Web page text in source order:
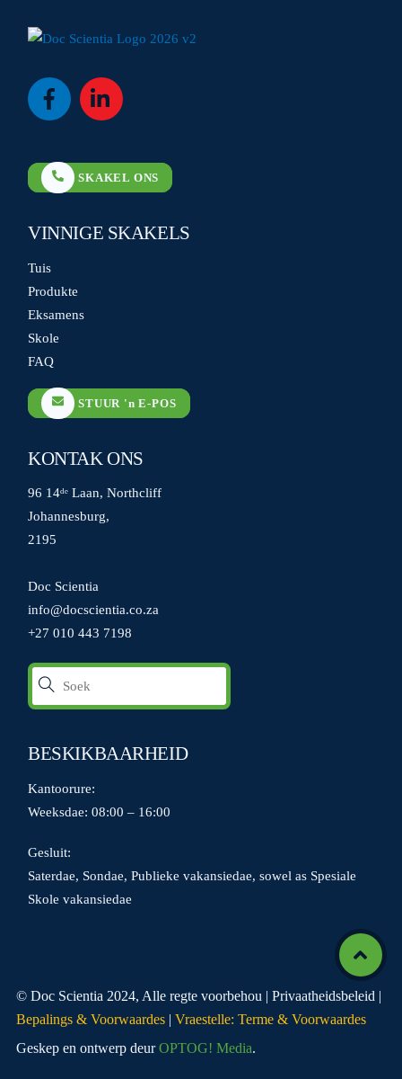
Icon
Icon
Icon
label
SKAKEL ONS
VINNIGE SKAKELS
Tuis
Produkte
Eksamens
Skole
FAQ
STUUR 'n E-POS
KONTAK ONS
96 14ᵈᵉ Laan, Northcliff
Johannesburg,
2195
Doc Scientia
info@docscientia.co.za
+27 010 443 7198
BESKIKBAARHEID
Kantoorure:
Weeksdae: 08:00 – 16:00
Gesluit:
Saterdae, Sondae, Publieke vakansiedae, sowel as Spesiale
Skole vakansiedae
© Doc Scientia 2024, Alle regte voorbehou | Privaatheidsbeleid |
Bepalings & Voorwaardes| Vraestelle: Terme & Voorwaardes
Geskep en ontwerp deurOPTOG! Media.